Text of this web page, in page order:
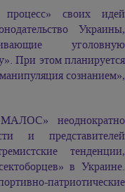
своих идей
Украины,
уголовную
При этом планируется
сознанием»,
неоднократно
и представителей
тенденции,
в Украине.
патриотические